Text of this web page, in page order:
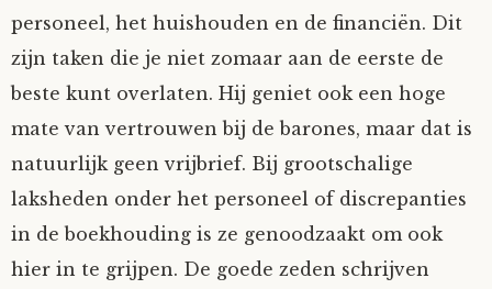
personeel, het huishouden en de financiën. Dit
zijn taken die je niet zomaar aan de eerste de
beste kunt overlaten. Hij geniet ook een hoge
mate van vertrouwen bij de barones, maar dat is
natuurlijk geen vrijbrief. Bij grootschalige
laksheden onder het personeel of discrepanties
in de boekhouding is ze genoodzaakt om ook
hier in te grijpen. De goede zeden schrijven